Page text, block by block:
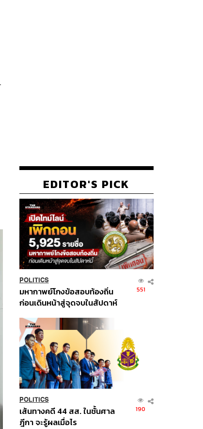
EDITOR'S PICK
POLITICS
มหากาพย์โกงข้อสอบท้องถิ่น
ก่อนเดินหน้าสู่จุดจบในสัปดาห์
551
POLITICS
เส้นทางคดี 44 สส. ในชั้นศาล
ฎีกา จะรู้ผลเมื่อไร
190